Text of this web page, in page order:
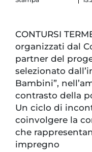
CONTURSI
organizzati dal
partner del
selezionato
Bambini”,
contrasto della
Un ciclo di
coinvolgere la
che
impregno